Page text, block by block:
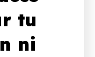
tu
ni